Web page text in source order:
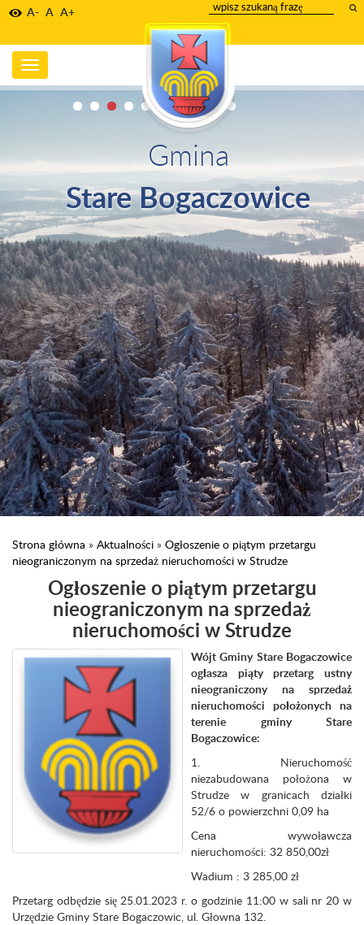
A- A A+
wpisz
szukany
tekst
Toggle
navigation
Gmina
Stare Bogaczowice
Strona główna » Aktualności » Ogłoszenie o piątym przetargu
nieograniczonym na sprzedaż nieruchomości w Strudze
Ogłoszenie o piątym przetargu
nieograniczonym na sprzedaż
nieruchomości w Strudze
Wójt Gminy Stare Bogaczowice
ogłasza piąty przetarg ustny
nieograniczony na sprzedaż
nieruchomości położonych na
terenie gminy Stare
Bogaczowice:
1. Nieruchomość
niezabudowana położona w
Strudze w granicach działki
52/6 o powierzchni 0,09 ha
Cena wywoławcza
nieruchomości: 32 850,00zł
Wadium : 3 285,00 zł
Przetarg odbędzie się 25.01.2023 r. o godzinie 11:00 w sali nr 20 w
Urzędzie Gminy Stare Bogaczowic, ul. Głowna 132.